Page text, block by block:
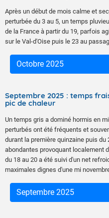
Après un début de mois calme et
perturbée du 3 au 5, un temps
de la France à partir du 19, parfois
sur le Val-d'Oise puis le 23 au
Octobre 2025
Septembre 2025 : temps
pic de chaleur
Un temps gris a dominé hormis en
perturbés ont été fréquents et
durant la première quinzaine puis du
abondantes provoquant localement
du 18 au 20 a été suivi d'un net
maximales dignes d'une mi
Septembre 2025